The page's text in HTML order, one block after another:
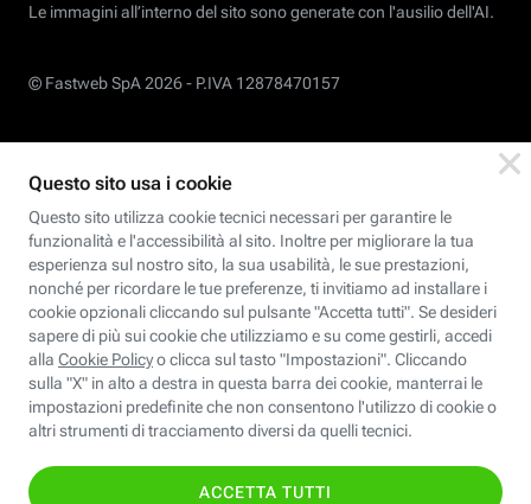
Le immagini all’interno del sito sono generate con l'ausilio dell'AI.
© Fastweb SpA 2026 - P.IVA 12878470157